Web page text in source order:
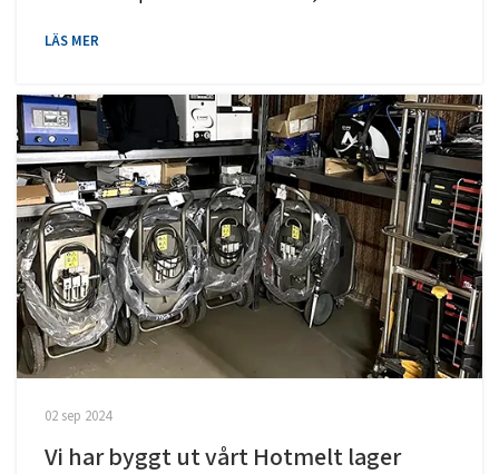
LÄS MER
02 sep 2024
Vi har byggt ut vårt Hotmelt lager